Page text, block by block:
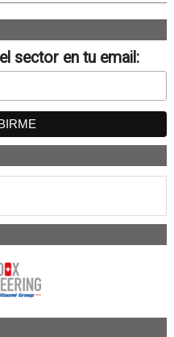
sector en tu email: